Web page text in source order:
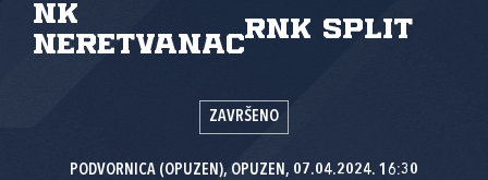
NK
Neretvanac
RNK Split
ZAVRŠENO
PODVORNICA (OPUZEN), OPUZEN, 07.04.2024. 16:30